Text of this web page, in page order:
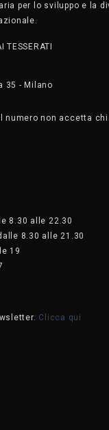
per lo sviluppo e la
TESSERATI
35 - Milano
numero non accetta
8.30 alle 22.30
8.30 alle 21.30
19
Clicca qui